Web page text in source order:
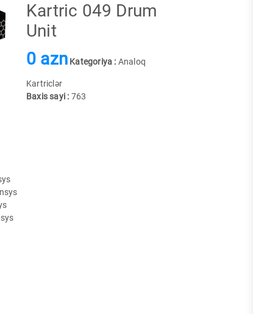
Kartric 049 Drum
Unit
0 azn Kategoriya : Analoq
Kartriclər
Baxis sayi : 763